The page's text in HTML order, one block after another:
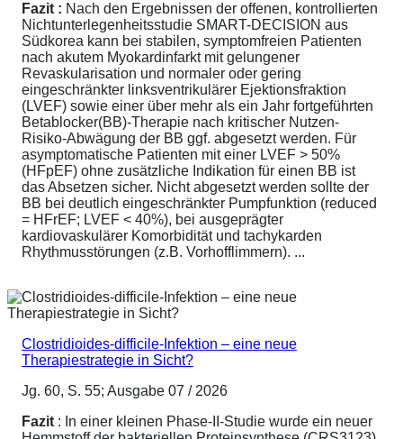
Fazit : Nach den Ergebnissen der offenen, kontrollierten
Nichtunterlegenheitsstudie SMART-DECISION aus
Südkorea kann bei stabilen, symptomfreien Patienten
nach akutem Myokardinfarkt mit gelungener
Revaskularisation und normaler oder gering
eingeschränkter linksventrikulärer Ejektionsfraktion
(LVEF) sowie einer über mehr als ein Jahr fortgeführten
Betablocker(BB)-Therapie nach kritischer Nutzen-
Risiko-Abwägung der BB ggf. abgesetzt werden. Für
asymptomatische Patienten mit einer LVEF > 50%
(HFpEF) ohne zusätzliche Indikation für einen BB ist
das Absetzen sicher. Nicht abgesetzt werden sollte der
BB bei deutlich eingeschränkter Pumpfunktion (reduced
= HFrEF; LVEF < 40%), bei ausgeprägter
kardiovaskulärer Komorbidität und tachykarden
Rhythmusstörungen (z.B. Vorhofflimmern). ...
Clostridioides-difficile-Infektion – eine neue
Therapiestrategie in Sicht?
Jg. 60, S. 55; Ausgabe 07 / 2026
Fazit : In einer kleinen Phase-II-Studie wurde ein neuer